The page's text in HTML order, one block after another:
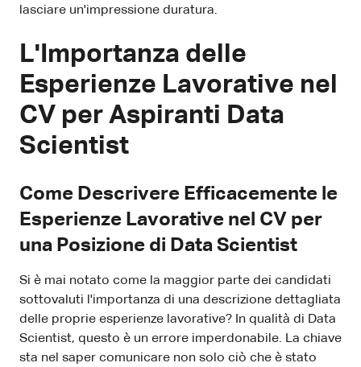
lasciare un'impressione duratura.
L'Importanza delle
Esperienze Lavorative nel
CV per Aspiranti Data
Scientist
Come Descrivere Efficacemente le
Esperienze Lavorative nel CV per
una Posizione di Data Scientist
Si è mai notato come la maggior parte dei candidati
sottovaluti l'importanza di una descrizione dettagliata
delle proprie esperienze lavorative? In qualità di Data
Scientist, questo è un errore imperdonabile. La chiave
sta nel saper comunicare non solo ciò che è stato